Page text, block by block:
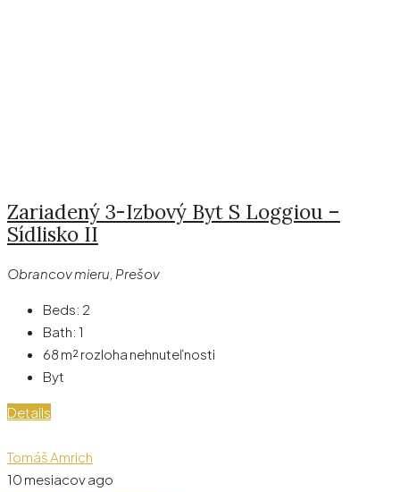
Zariadený 3-Izbový Byt S Loggiou –
Sídlisko II
Obrancov mieru, Prešov
Beds: 2
Bath: 1
68 m² rozloha nehnuteľnosti
Byt
Details
Tomáš Amrich
10 mesiacov ago